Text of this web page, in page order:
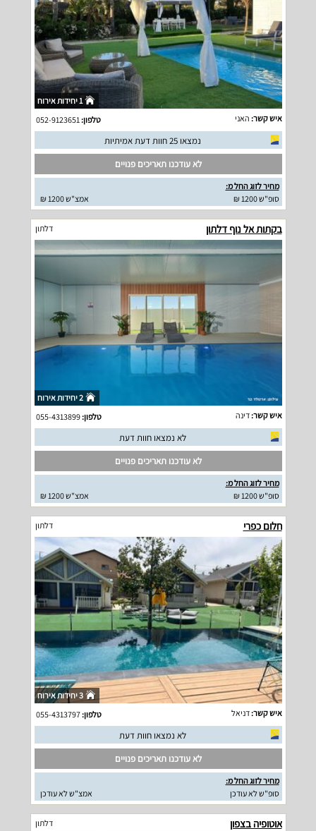
1 יחידות אירוח
איש קשר: האני טלפון:
נמצאו 25 חוות דעת אמיתיות
לא עודכנו תאריכים פנויים
מחיר לזוג החל מ:
סופ"ש 1200 ₪
אמצ"ש 1200 ₪
בקתות אל נוף דלתון דלתון
2 יחידות אירוח
איש קשר:דינה טלפון:055-4313899
לא נמצאו חוות דעת
לא עודכנו תאריכים פנויים
מחיר לזוג החל מ:
סופ"ש 1200 ₪
אמצ"ש 1200 ₪
חלום כפרי דלתון
3 יחידות אירוח
איש קשר:דניאל טלפון:055-4313797
לא נמצאו חוות דעת
לא עודכנו תאריכים פנויים
מחיר לזוג החל מ:
סופ"ש לא עודכן
אמצ"ש לא עודכן
אוטופיה בצפון דלתון